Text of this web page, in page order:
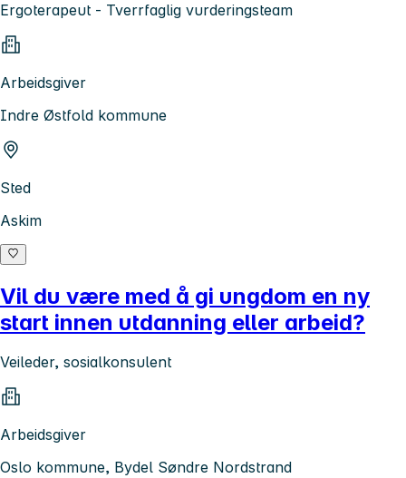
Ergoterapeut - Tverrfaglig vurderingsteam
Arbeidsgiver
Indre Østfold kommune
Sted
Askim
Vil du være med å gi ungdom en ny
start innen utdanning eller arbeid?
Veileder, sosialkonsulent
Arbeidsgiver
Oslo kommune, Bydel Søndre Nordstrand